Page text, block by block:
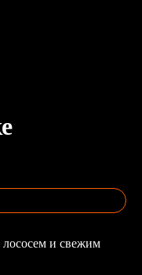
и свежим